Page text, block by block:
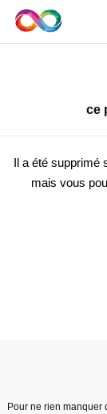
ce
Il a été supprimé
mais vous
Pour ne rien manquer